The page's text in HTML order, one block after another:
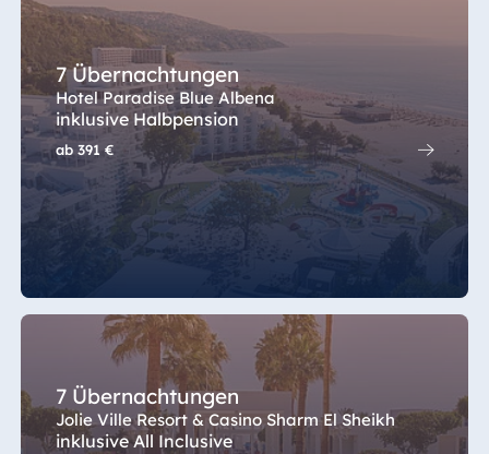
Spa Malta
Mauritius
Resort & Spa
Mauritius
7 Übernachtungen
Hotel Paradise Blue Albena
inklusive Halbpension
ab391 €
7 Übernachtungen
Jolie Ville Resort & Casino Sharm El Sheikh
inklusive All Inclusive